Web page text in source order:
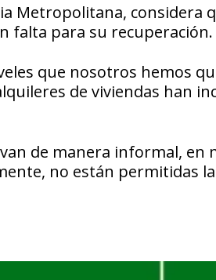
Metropolitana, considera
falta para su recuperación.
que nosotros hemos
de viviendas han
de manera informal, en
no están permitidas